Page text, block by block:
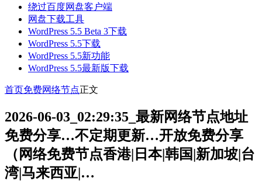
绕过百度网盘客户端
网盘下载工具
WordPress 5.5 Beta 3下载
WordPress 5.5下载
WordPress 5.5新功能
WordPress 5.5最新版下载
首页免费网络节点正文
2026-06-03_02:29:35_最新网络节点地址
免费分享…不定期更新…开放免费分享
（网络免费节点香港|日本|韩国|新加坡|台
湾|马来西亚|…